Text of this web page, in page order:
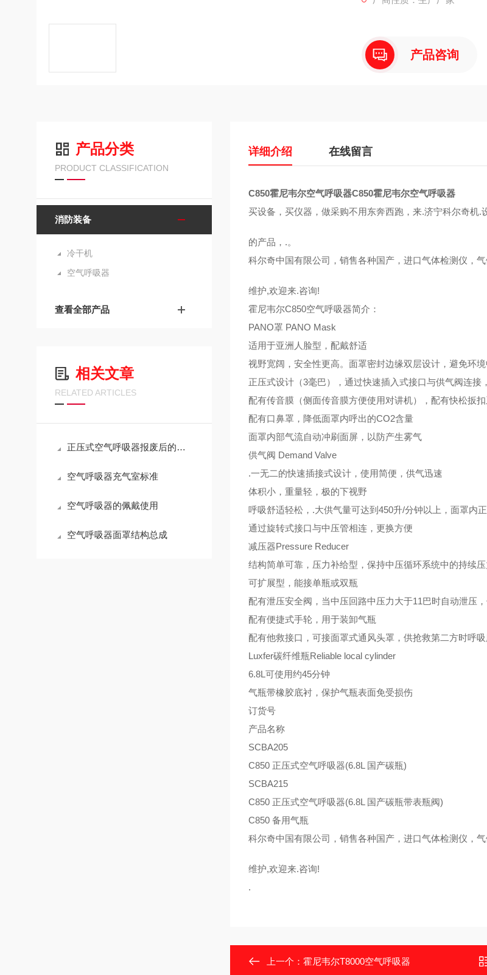
产品咨询
产品分类
PRODUCT CLASSIFICATION
消防装备
冷干机
空气呼吸器
查看全部产品
相关文章
RELATED ARTICLES
正压式空气呼吸器报废后的处理方法
空气呼吸器充气室标准
空气呼吸器的佩戴使用
空气呼吸器面罩结构总成
详细介绍 在线留言
C850霍尼韦尔空气呼吸器C850霍尼韦尔空气呼吸器
买设备，买仪器，做采购不用东奔西跑，来.济宁科尔奇机
的产品，.。
科尔奇中国有限公司，销售各种国产，进口气体检测仪，
维护,欢迎来.咨询!
霍尼韦尔C850空气呼吸器简介：
PANO罩 PANO Mask
适用于亚洲人脸型，配戴舒适
视野宽阔，安全性更高。面罩密封边缘双层设计，避免环
正压式设计（3毫巴），通过快速插入式接口与供气阀连接
配有传音膜（侧面传音膜方便使用对讲机），配有快松扳
配有口鼻罩，降低面罩内呼出的CO2含量
面罩内部气流自动冲刷面屏，以防产生雾气
供气阀 Demand Valve
.一无二的快速插接式设计，使用简便，供气迅速
体积小，重量轻，极的下视野
呼吸舒适轻松，.大供气量可达到450升/分钟以上，面罩内
通过旋转式接口与中压管相连，更换方便
减压器Pressure Reducer
结构简单可靠，压力补给型，保持中压循环系统中的持续压
可扩展型，能接单瓶或双瓶
配有泄压安全阀，当中压回路中压力大于11巴时自动泄压
配有便捷式手轮，用于装卸气瓶
配有他救接口，可接面罩式通风头罩，供抢救第二方时呼吸
Luxfer碳纤维瓶Reliable local cylinder
6.8L可使用约45分钟
气瓶带橡胶底衬，保护气瓶表面免受损伤
订货号
产品名称
SCBA205
C850 正压式空气呼吸器(6.8L 国产碳瓶)
SCBA215
C850 正压式空气呼吸器(6.8L 国产碳瓶带表瓶阀)
C850 备用气瓶
科尔奇中国有限公司，销售各种国产，进口气体检测仪，
维护,欢迎来.咨询!
.
上一个： 霍尼韦尔T8000空气呼吸器